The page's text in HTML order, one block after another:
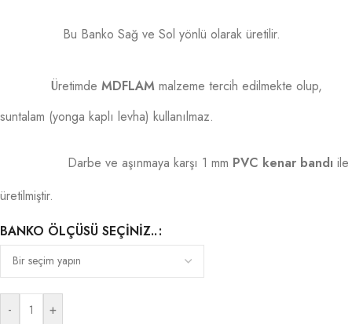
Bu Banko Sağ ve Sol yönlü olarak üretilir.
Üretimde MDFLAM malzeme tercih edilmekte olup,
suntalam (yonga kaplı levha) kullanılmaz.
Darbe ve aşınmaya karşı 1 mm PVC kenar bandı ile
üretilmiştir.
BANKO ÖLÇÜSÜ SEÇINIZ..
- +